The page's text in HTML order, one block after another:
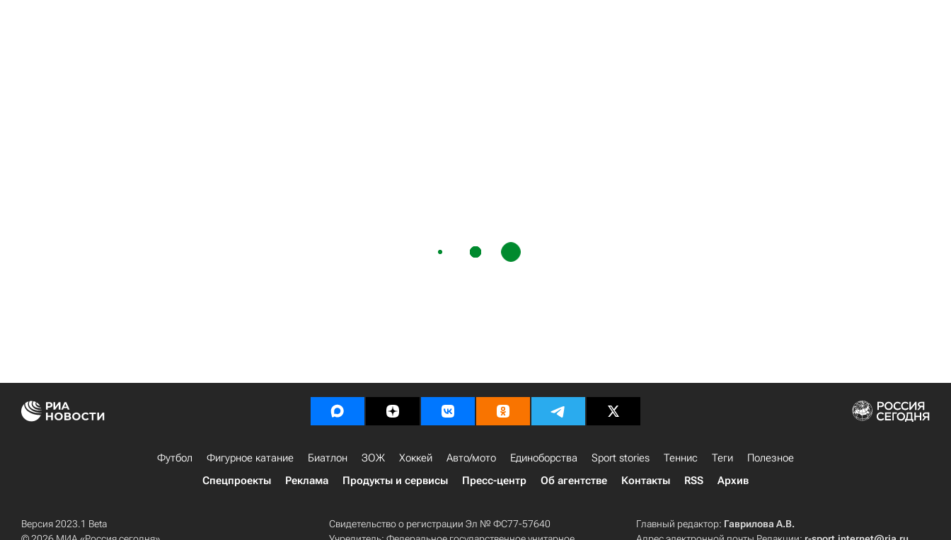
Футбол Фигурное катание Биатлон ЗОЖ Хоккей Авто/мото Единоборства Sport stories Теннис Теги
Полезное
Спецпроекты
Реклама Продукты и сервисы Пресс-центр Об агентстве Контакты RSS Архив
Версия 2023.1 Beta
Свидетельство о регистрации Эл № ФС77-57640
Главный редактор: Гаврилова А.В.